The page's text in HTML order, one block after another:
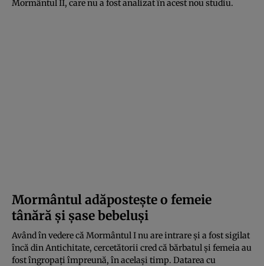
Mormântul II, care nu a fost analizat în acest nou studiu.
Mormântul adăpostește o femeie
tânără și șase bebeluși
Având în vedere că Mormântul I nu are intrare și a fost sigilat
încă din Antichitate, cercetătorii cred că bărbatul și femeia au
fost îngropați împreună, în același timp. Datarea cu